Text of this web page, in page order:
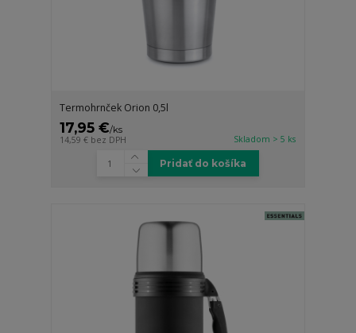
Termohrnček Orion 0,5l
17,95 €/ks
14,59 € bez DPH Skladom > 5 ks
Pridať do košíka